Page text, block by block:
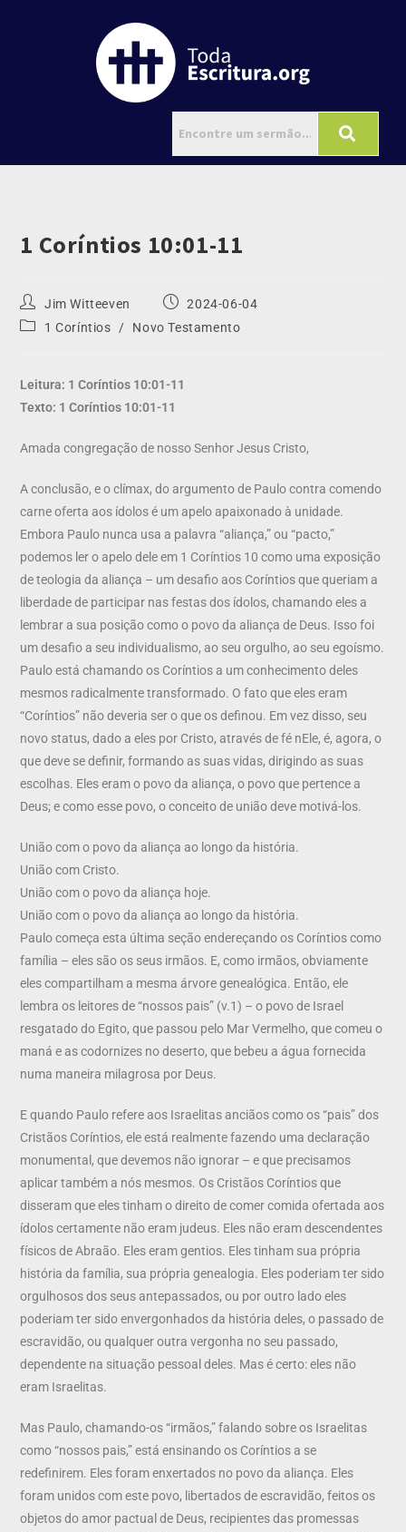
1 Coríntios 10:01-11
Jim Witteeven
2024-06-04
1 Coríntios
/ Novo Testamento
Leitura: 1 Coríntios 10:01-11
Texto: 1 Coríntios 10:01-11
Amada congregação de nosso Senhor Jesus Cristo,
A conclusão, e o clímax, do argumento de Paulo contra comendo
carne oferta aos ídolos é um apelo apaixonado à unidade.
Embora Paulo nunca usa a palavra “aliança,” ou “pacto,”
podemos ler o apelo dele em 1 Coríntios 10 como uma exposição
de teologia da aliança – um desafio aos Coríntios que queriam a
liberdade de participar nas festas dos ídolos, chamando eles a
lembrar a sua posição como o povo da aliança de Deus. Isso foi
um desafio a seu individualismo, ao seu orgulho, ao seu egoísmo.
Paulo está chamando os Coríntios a um conhecimento deles
mesmos radicalmente transformado. O fato que eles eram
“Coríntios” não deveria ser o que os definou. Em vez disso, seu
novo status, dado a eles por Cristo, através de fé nEle, é, agora, o
que deve se definir, formando as suas vidas, dirigindo as suas
escolhas. Eles eram o povo da aliança, o povo que pertence a
Deus; e como esse povo, o conceito de união deve motivá-los.
União com o povo da aliança ao longo da história.
União com Cristo.
União com o povo da aliança hoje.
União com o povo da aliança ao longo da história.
Paulo começa esta última seção endereçando os Coríntios como
família – eles são os seus irmãos. E, como irmãos, obviamente
eles compartilham a mesma árvore genealógica. Então, ele
lembra os leitores de “nossos pais” (v.1) – o povo de Israel
resgatado do Egito, que passou pelo Mar Vermelho, que comeu o
maná e as codornizes no deserto, que bebeu a água fornecida
numa maneira milagrosa por Deus.
E quando Paulo refere aos Israelitas anciãos como os “pais” dos
Cristãos Coríntios, ele está realmente fazendo uma declaração
monumental, que devemos não ignorar – e que precisamos
aplicar também a nós mesmos. Os Cristãos Coríntios que
disseram que eles tinham o direito de comer comida ofertada aos
ídolos certamente não eram judeus. Eles não eram descendentes
físicos de Abraão. Eles eram gentios. Eles tinham sua própria
história da família, sua própria genealogia. Eles poderiam ter sido
orgulhosos dos seus antepassados, ou por outro lado eles
poderiam ter sido envergonhados da história deles, o passado de
escravidão, ou qualquer outra vergonha no seu passado,
dependente na situação pessoal deles. Mas é certo: eles não
eram Israelitas.
Mas Paulo, chamando-os “irmãos,” falando sobre os Israelitas
como “nossos pais,” está ensinando os Coríntios a se
redefinirem. Eles foram enxertados no povo da aliança. Eles
foram unidos com este povo, libertados de escravidão, feitos os
objetos do amor pactual de Deus, recipientes das promessas